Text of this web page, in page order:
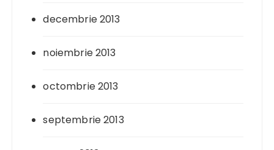
decembrie 2013
noiembrie 2013
octombrie 2013
septembrie 2013